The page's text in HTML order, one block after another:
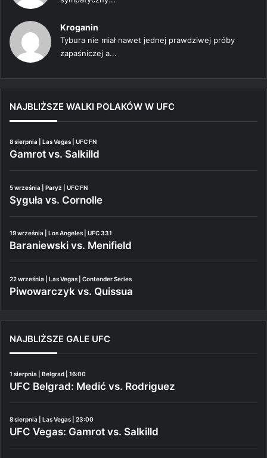
Kroganin
Tybura nie miał nawet jednej prawdziwej próby
zapaśniczej a...
NAJBLIŻSZE WALKI POLAKÓW W UFC
8 sierpnia | Las Vegas | UFC FN
Gamrot vs. Salkilld
5 września | Paryż | UFC FN
Syguła vs. Cornolle
19 września | Los Angeles | UFC 331
Baraniewski vs. Menifield
22 września | Las Vegas | Contender Series
Piwowarczyk vs. Quissua
NAJBLIŻSZE GALE UFC
1 sierpnia | Belgrad | 16:00
UFC Belgrad: Medić vs. Rodriguez
8 sierpnia | Las Vegas | 23:00
UFC Vegas: Gamrot vs. Salkilld